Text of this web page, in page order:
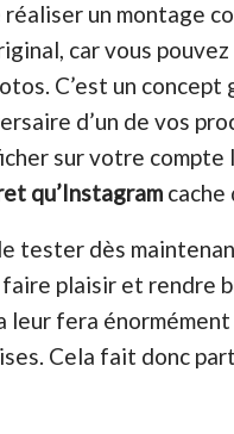
un montage
car vous
C’est un
d’un de vos
sur votre
qu’Instagram cache
tester dès
faire plaisir et
leur fera
Cela fait donc